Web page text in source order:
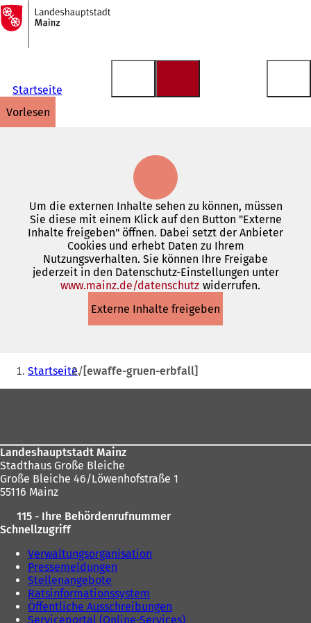
Inhalt anspringen
Zur
Startseite
Startseite
vorlesen
Um die externen Inhalte sehen zu können, müssen
Sie diese mit einem Klick auf den Button "Externe
Inhalte freigeben" öffnen. Dabei setzt der Anbieter
Cookies und erhebt Daten zu Ihrem
Nutzungsverhalten. Sie können Ihre Freigabe
jederzeit in den Datenschutz-Einstellungen unter
www.mainz.de/datenschutz(Öffnet
einem
neuen
widerrufen.
Externe Inhalte freigeben
Sie
befinden
Startseite [ewaffe-gruen-erbfall]
Landeshauptstadt Mainz
Stadthaus Große Bleiche
Große Bleiche 46/Löwenhofstraße 1
55116 Mainz
115 - Ihre Behördenrufnummer
Schnellzugriff
Verwaltungsorganisation
Pressemeldungen
Stellenangebote
Ratsinformationssystem
Öffentliche Ausschreibungen
Serviceportal (Online-Services)